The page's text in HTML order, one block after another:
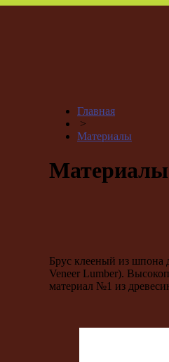
Главная
>
Материалы
Материалы
Брус клееный из шпона
Veneer Lumber).
материал №1 из